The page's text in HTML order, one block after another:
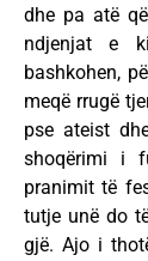
dhe pa atë
ndjenjat e
bashkohen,
meqë rrugë
pse ateist
shoqërimi i
pranimit të
tutje unë do
gjë. Ajo i